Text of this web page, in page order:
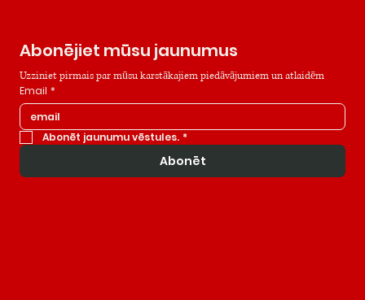
Abonējiet mūsu jaunumus
Uzziniet pirmais par mūsu karstākajiem piedāvājumiem un atlaidēm
Email *
Abonēt jaunumu vēstules. *
Abonēt